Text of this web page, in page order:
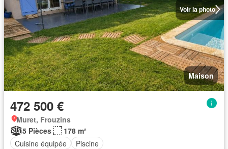
Voir la photo
Maison
472 500 €
Muret, Frouzins
5 Pièces
178 m²
Cuisine équipée
Piscine